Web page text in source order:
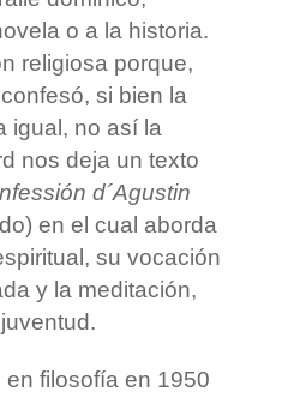
o a la historia.
religiosa porque,
si bien la
igual, no así la
nos deja un texto
d´Agustin
en el cual aborda
su vocación
y la meditación,
filosofía en 1950